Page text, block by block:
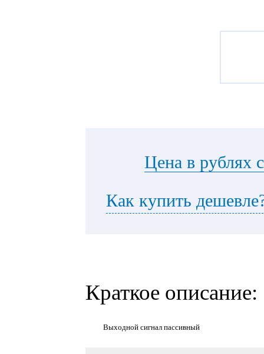
Цена в рублях
Как купить
Краткое описание:
Выходной сигнал пассивный